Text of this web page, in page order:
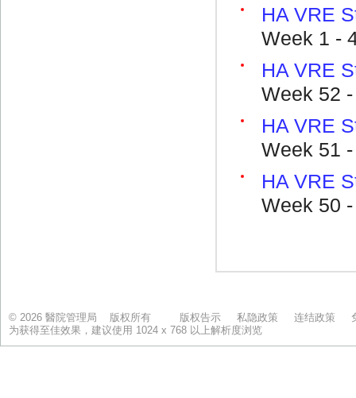
© 2026 醫院管理局 版权所有 版权告示 私隐政策 连结政策
为获得至佳效果，建议使用 1024 x 768 以上解析度浏览